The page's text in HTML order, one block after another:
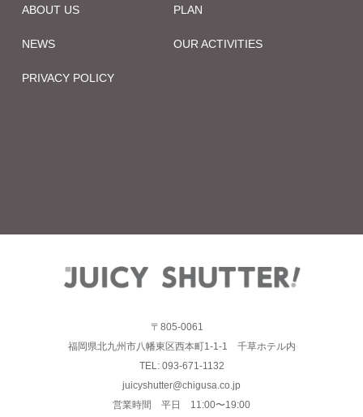
ABOUT US
NEWS
PRIVACY POLICY
PLAN
OUR ACTIVITIES
〒805-0061
福岡県北九州市八幡東区西本町1-1-1 千草ホテル内
TEL: 093-671-1132
juicyshutter@chigusa.co.jp
営業時間 平日 11:00〜19:00